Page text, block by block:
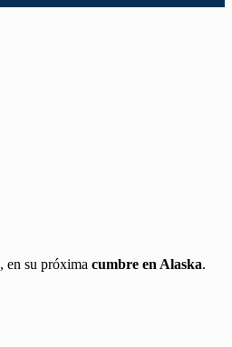
, en su próxima cumbre en Alaska.